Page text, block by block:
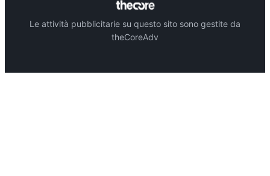
Le attività pubblicitarie su questo sito sono gestite da
theCoreAdv